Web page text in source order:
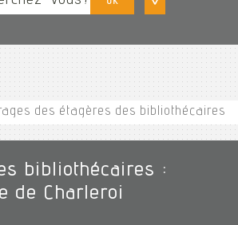
des étagères des bibliothécaires
bibliothécaires :
de Charleroi